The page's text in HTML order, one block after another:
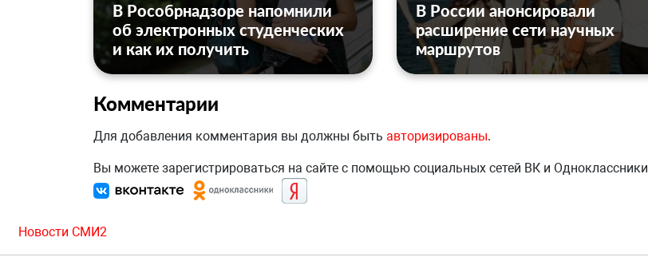
В Рособрнадзоре напомнили
об электронных студенческих
и как их получить
В России анонсировали
расширение сети научных
маршрутов
Комментарии
Для добавления комментария вы должны быть авторизированы.
Вы можете зарегистрироваться на сайте с помощью социальных сетей ВК и Одноклассники
Новости СМИ2